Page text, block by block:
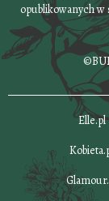
opublikowanych w
Elle.pl